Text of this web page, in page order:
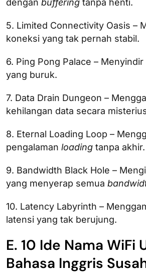
5. Limited Connectivity Oasis –
koneksi yang tak pernah stabil.
6. Ping Pong Palace – Menyindir
yang buruk.
7. Data Drain Dungeon –
kehilangan data secara
8. Eternal Loading Loop –
pengalaman loading tanpa akhir.
9. Bandwidth Black Hole –
yang menyerap semua
10. Latency Labyrinth –
latensi yang tak berujung.
E. 10 Ide Nama WiFi
Bahasa Inggris